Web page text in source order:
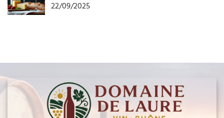
22/09/2025